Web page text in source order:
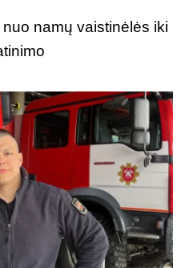
namų vaistinėlės iki